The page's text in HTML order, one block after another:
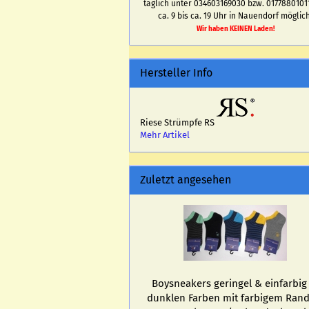
täglich unter 034603169030 bzw.
ca. 9 bis ca. 19 Uhr in Nauendorf
Wir haben KEINEN Laden!
Hersteller Info
Riese Strümpfe RS
Mehr Artikel
Zuletzt angesehen
Boy­s­nea­kers ge­rin­gel & ein­far­big
dunk­len Far­ben mit far­bi­gem